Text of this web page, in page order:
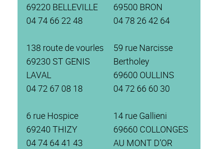
69220 BELLEVILLE
04 74 66 22 48
138 route de vourles
69230 ST GENIS
LAVAL
04 72 67 08 18
6 rue Hospice
69240 THIZY
04 74 64 41 43
69500 BRON
04 78 26 42 64
59 rue Narcisse
Bertholey
69600 OULLINS
04 72 66 60 30
14 rue Gallieni
69660 COLLONGES
AU MONT D’OR